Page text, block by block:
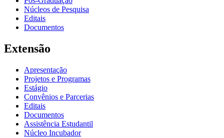
Núcleos de Pesquisa
Editais
Documentos
Extensão
Apresentação
Projetos e Programas
Estágio
Convênios e Parcerias
Editais
Documentos
Assistência Estudantil
Núcleo Incubador